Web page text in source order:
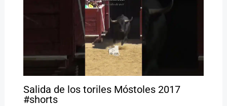
Salida de los toriles Móstoles 2017
#shorts